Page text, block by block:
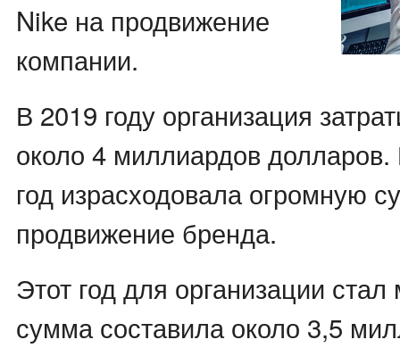
Nike на продвижение
компании.
В 2019 году организация
около 4 миллиардов долларов.
год израсходовала огромную
продвижение бренда.
Этот год для организации
сумма составила около 3,5